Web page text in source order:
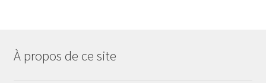
À propos de ce site